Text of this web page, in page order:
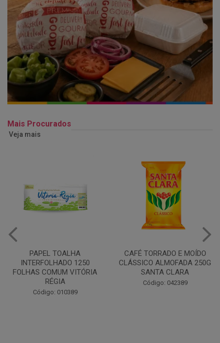
Mais Procurados
Veja mais
PAPEL TOALHA
INTERFOLHADO 1250
FOLHAS COMUM VITÓRIA
RÉGIA
Código: 010389
CAFÉ TORRADO E MOÍDO
CLÁSSICO ALMOFADA 250G
SANTA CLARA
Código: 042389